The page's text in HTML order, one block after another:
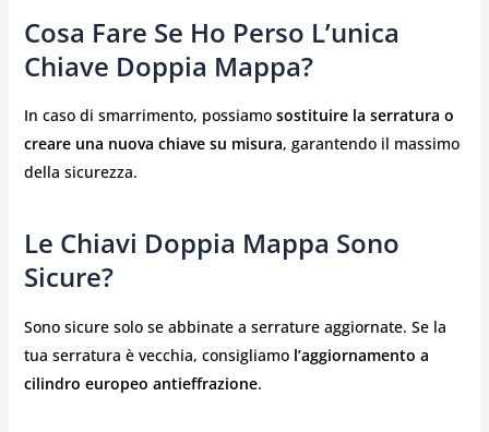
Cosa Fare Se Ho Perso L’unica
Chiave Doppia Mappa?
In caso di smarrimento, possiamo sostituire la serratura o
creare una nuova chiave su misura, garantendo il massimo
della sicurezza.
Le Chiavi Doppia Mappa Sono
Sicure?
Sono sicure solo se abbinate a serrature aggiornate. Se la
tua serratura è vecchia, consigliamo l’aggiornamento a
cilindro europeo antieffrazione.